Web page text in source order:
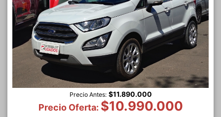
Precio Antes: $11.890.000
Precio Oferta: $10.990.000